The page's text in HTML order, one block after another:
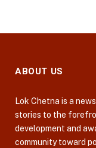
ABOUT US
Lok Chetna is a
stories to the
development and
community toward